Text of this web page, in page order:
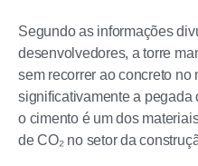
Segundo as informações
desenvolvedores, a torre
sem recorrer ao concreto no
significativamente a pegada
o cimento é um dos
de CO₂ no setor da